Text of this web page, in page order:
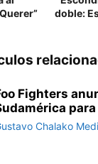
doble:
Fighters
Chalako